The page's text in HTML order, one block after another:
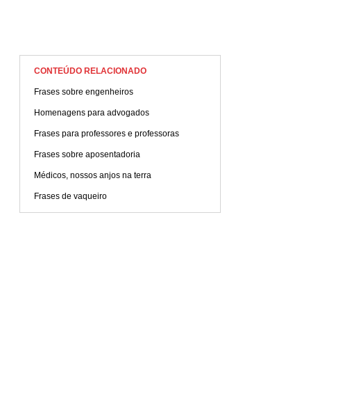
CONTEÚDO RELACIONADO
Frases sobre engenheiros
Homenagens para advogados
Frases para professores e professoras
Frases sobre aposentadoria
Médicos, nossos anjos na terra
Frases de vaqueiro